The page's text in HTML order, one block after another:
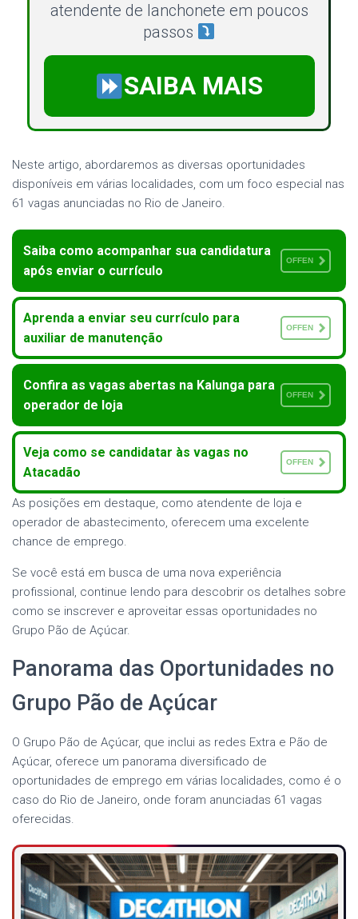
atendente de lanchonete em poucos
passos
SAIBA MAIS
Neste artigo, abordaremos as diversas oportunidades
disponíveis em várias localidades, com um foco especial nas
61 vagas anunciadas no Rio de Janeiro.
Saiba como acompanhar sua candidatura
após enviar o currículo
OFFEN
Aprenda a enviar seu currículo para
auxiliar de manutenção
OFFEN
Confira as vagas abertas na Kalunga para
operador de loja
OFFEN
Veja como se candidatar às vagas no
Atacadão
OFFEN
As posições em destaque, como atendente de loja e
operador de abastecimento, oferecem uma excelente
chance de emprego.
Se você está em busca de uma nova experiência
profissional, continue lendo para descobrir os detalhes sobre
como se inscrever e aproveitar essas oportunidades no
Grupo Pão de Açúcar.
Panorama das Oportunidades no
Grupo Pão de Açúcar
O Grupo Pão de Açúcar, que inclui as redes Extra e Pão de
Açúcar, oferece um panorama diversificado de
oportunidades de emprego em várias localidades, como é o
caso do Rio de Janeiro, onde foram anunciadas 61 vagas
oferecidas.